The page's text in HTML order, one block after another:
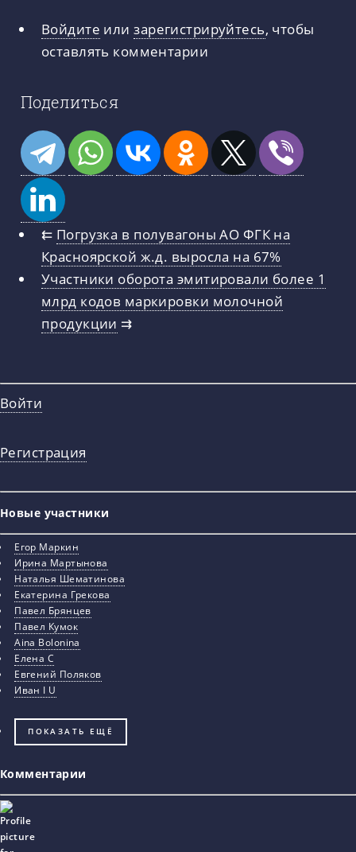
Войдите илизарегистрируйтесь, чтобы
оставлять комментарии
Поделиться
⇇ Погрузка в полувагоны АО ФГК на
Красноярской ж.д. выросла на 67%
Участники оборота эмитировали более 1
млрд кодов маркировки молочной
продукции ⇉
Войти
Регистрация
Новые участники
Егор Маркин
Ирина Мартынова
Наталья Шематинова
Екатерина Грекова
Павел Брянцев
Павел Кумок
Aina Bolonina
Елена С
Евгений Поляков
Иван I U
ПОКАЗАТЬ ЕЩЁ
Комментарии